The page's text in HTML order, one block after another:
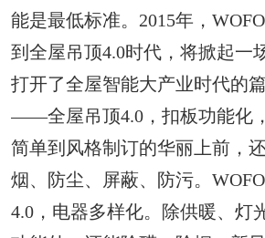
能是最低标准。2015年，
到全屋吊顶4.0时代，将掀起一
打开了全屋智能大产业时代的
——全屋吊顶4.0，扣板功能化
简单到风格制订的华丽上前，
烟、防尘、屏蔽、防污。
4.0，电器多样化。除供暖、灯